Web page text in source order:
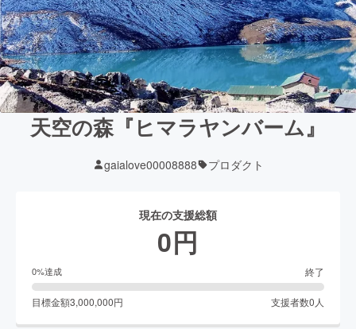
天空の森『ヒマラヤンバーム』
gaialove00008888 プロダクト
現在の支援総額
0円
0%達成 終了
目標金額3,000,000円 支援者数0 人